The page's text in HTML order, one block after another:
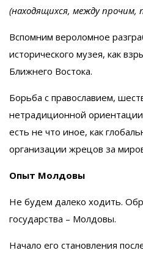
(находящихся, между
Вспомним вероломное
исторического музея, как
Ближнего Востока.
Борьба с православием,
нетрадиционной
есть не что иное, как
организации жрецов за
Опыт Молдовы
Не будем далеко ходить.
государства – Молдовы.
Начало его становления